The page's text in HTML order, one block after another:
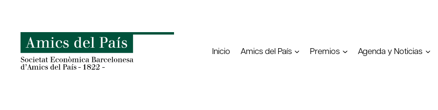
contenido
Inicio Amics del País Premios Agenda y Noticias